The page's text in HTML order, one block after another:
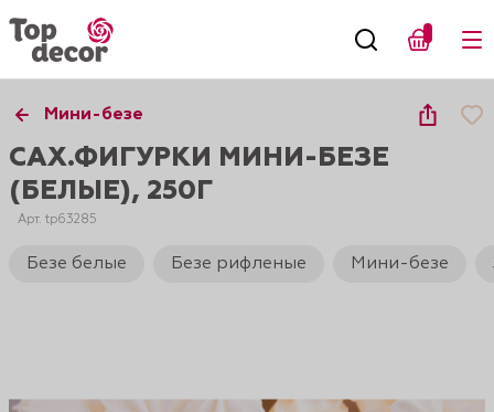
Мини-безе
САХ.ФИГУРКИ МИНИ-БЕЗЕ
(БЕЛЫЕ), 250Г
Арт. tp63285
Безе белые Безе рифленые Мини-безе